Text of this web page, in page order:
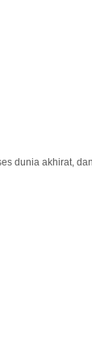
dunia akhirat,